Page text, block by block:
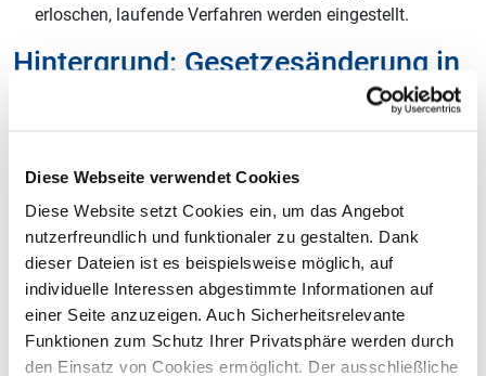
Diese Webseite verwendet Cookies
Diese Website setzt Cookies ein, um das Angebot
nutzerfreundlich und funktionaler zu gestalten. Dank
dieser Dateien ist es beispielsweise möglich, auf
individuelle Interessen abgestimmte Informationen auf
einer Seite anzuzeigen. Auch Sicherheitsrelevante
Funktionen zum Schutz Ihrer Privatsphäre werden durch
den Einsatz von Cookies ermöglicht. Der ausschließliche
erloschen, laufende Verfahren werden eingestellt.
Hintergrund: Gesetzesänderung in
Dieser sieht vor:
Die Berichtspflicht ersatzlos und rückwirkend zu
streichen.
Den Bußgeldkatalog von 13 auf 4 Tatbestände zu
reduzieren.
Die erste Lesung im Bundestag ist für den 6./7. November